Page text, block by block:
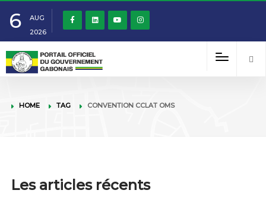
6
AUG
2026
HOME TAG CONVENTION CCLAT OMS
Les articles récents